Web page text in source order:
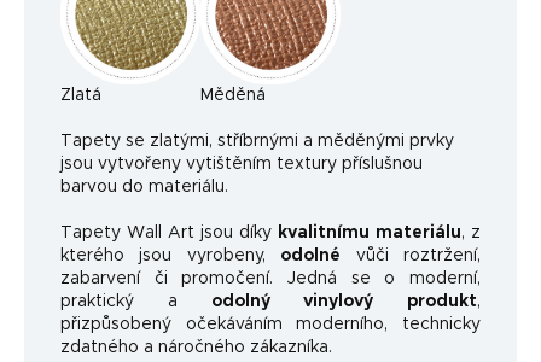
Zlatá Měděná
Tapety se zlatými, stříbrnými a měděnými prvky
jsou vytvořeny vytištěním textury příslušnou
barvou do materiálu.
Tapety Wall Art jsou díky kvalitnímu materiálu, z
kterého jsou vyrobeny, odolné vůči roztržení,
zabarvení či promočení. Jedná se o moderní,
praktický a
odolný vinylový produkt,
přizpůsobený očekáváním moderního, technicky
zdatného a náročného zákazníka.